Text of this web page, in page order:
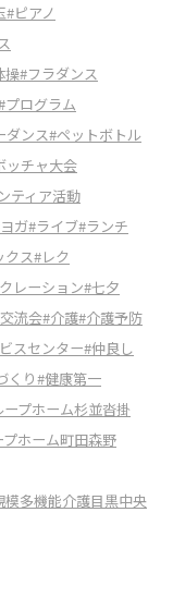
#ピアノ
操#フラダンス
プログラム
ダンス#ペットボトル
ッチャ大会
ティア活動
ガ#ライブ#ランチ
クス#レク
レーション#七夕
流会#介護#介護予防
スセンター#仲良し
くり#健康第一
プホーム杉並沓掛
ホーム町田森野
模多機能介護目黒中央